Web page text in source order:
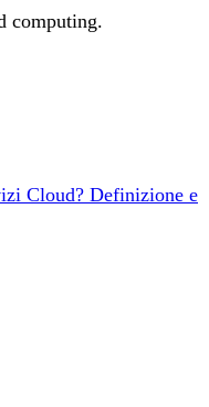
computing.
Cloud? Definizione e